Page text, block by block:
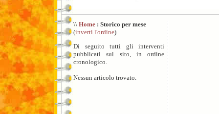
\\ Home : Storico per mese
(inverti l'ordine)
Di seguito tutti gli interventi
pubblicati sul sito, in ordine
cronologico.
Nessun articolo trovato.